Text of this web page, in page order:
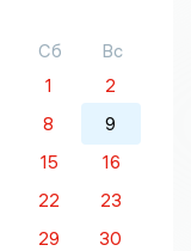
Сб
Вс
1
2
8
9
15
16
22
23
29
30